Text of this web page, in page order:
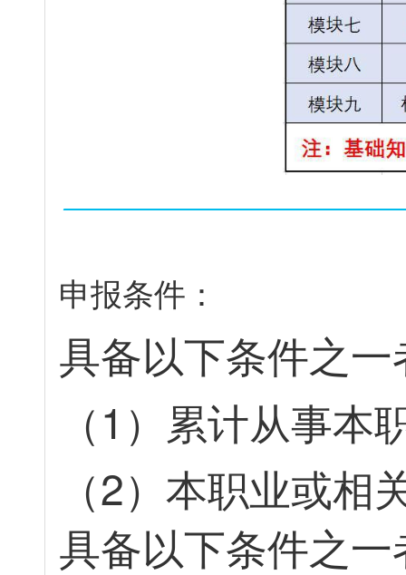
申报条件 ：
具备以下条件之一
（1 ） 累计从事本
（2） 本职业或相
具备以下条件之一